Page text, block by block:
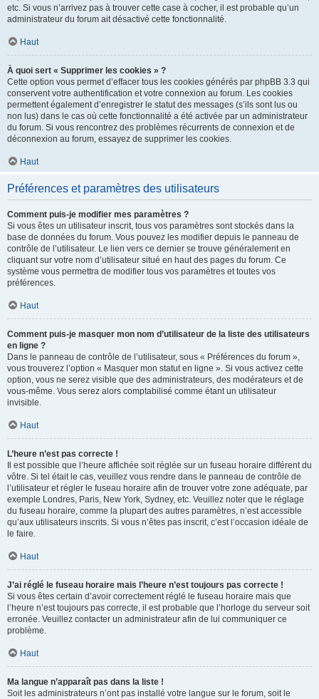
etc. Si vous n’arrivez pas à trouver cette case à cocher, il est probable qu’un
administrateur du forum ait désactivé cette fonctionnalité.
Haut
À quoi sert « Supprimer les cookies » ?
Cette option vous permet d’effacer tous les cookies générés par phpBB 3.3 qui
conservent votre authentification et votre connexion au forum. Les cookies
permettent également d’enregistrer le statut des messages (s’ils sont lus ou
non lus) dans le cas où cette fonctionnalité a été activée par un administrateur
du forum. Si vous rencontrez des problèmes récurrents de connexion et de
déconnexion au forum, essayez de supprimer les cookies.
Haut
Préférences et paramètres des utilisateurs
Comment puis-je modifier mes paramètres ?
Si vous êtes un utilisateur inscrit, tous vos paramètres sont stockés dans la
base de données du forum. Vous pouvez les modifier depuis le panneau de
contrôle de l’utilisateur. Le lien vers ce dernier se trouve généralement en
cliquant sur votre nom d’utilisateur situé en haut des pages du forum. Ce
système vous permettra de modifier tous vos paramètres et toutes vos
préférences.
Haut
Comment puis-je masquer mon nom d’utilisateur de la liste des utilisateurs
en ligne ?
Dans le panneau de contrôle de l’utilisateur, sous « Préférences du forum »,
vous trouverez l’option « Masquer mon statut en ligne ». Si vous activez cette
option, vous ne serez visible que des administrateurs, des modérateurs et de
vous-même. Vous serez alors comptabilisé comme étant un utilisateur
invisible.
Haut
L’heure n’est pas correcte !
Il est possible que l’heure affichée soit réglée sur un fuseau horaire différent du
vôtre. Si tel était le cas, veuillez vous rendre dans le panneau de contrôle de
l’utilisateur et régler le fuseau horaire afin de trouver votre zone adéquate, par
exemple Londres, Paris, New York, Sydney, etc. Veuillez noter que le réglage
du fuseau horaire, comme la plupart des autres paramètres, n’est accessible
qu’aux utilisateurs inscrits. Si vous n’êtes pas inscrit, c’est l’occasion idéale de
le faire.
Haut
J’ai réglé le fuseau horaire mais l’heure n’est toujours pas correcte !
Si vous êtes certain d’avoir correctement réglé le fuseau horaire mais que
l’heure n’est toujours pas correcte, il est probable que l’horloge du serveur soit
erronée. Veuillez contacter un administrateur afin de lui communiquer ce
problème.
Haut
Ma langue n’apparaît pas dans la liste !
Soit les administrateurs n’ont pas installé votre langue sur le forum, soit le